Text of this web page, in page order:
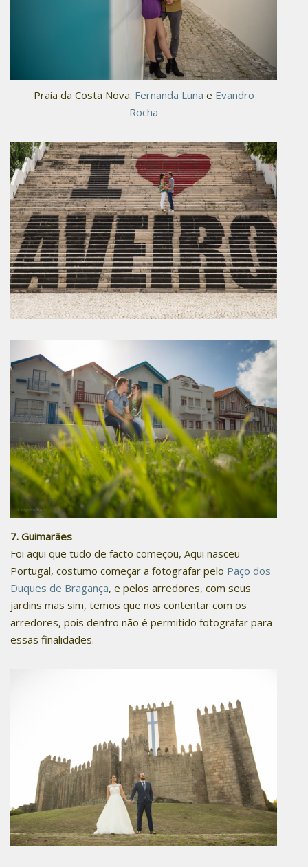
Praia da Costa Nova: Fernanda Luna e Evandro
Rocha
7. Guimarães
Foi aqui que tudo de facto começou, Aqui nasceu
Portugal, costumo começar a fotografar pelo Paço dos
Duques de Bragança, e pelos arredores, com seus
jardins mas sim, temos que nos contentar com os
arredores, pois dentro não é permitido fotografar para
essas finalidades.